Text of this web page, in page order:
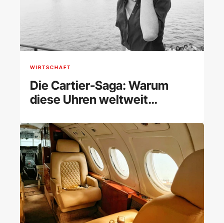
WIRTSCHAFT
Die Cartier-Saga: Warum
diese Uhren weltweit